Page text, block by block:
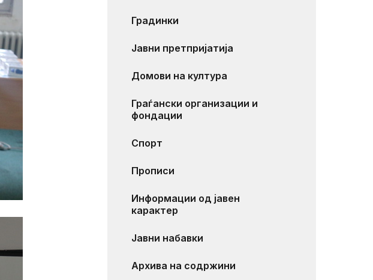
Градинки
Јавни претпријатија
Домови на култура
Граѓански организации и
фондации
Спорт
Прописи
Информации од јавен
карактер
Јавни набавки
Архива на содржини